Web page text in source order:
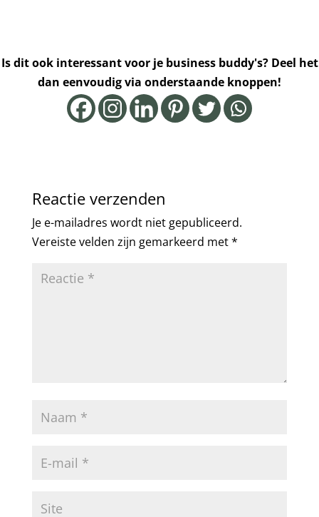
Is dit ook interessant voor je business buddy's? Deel het
dan eenvoudig via onderstaande knoppen!
Reactie verzenden
Je e-mailadres wordt niet gepubliceerd.
Vereiste velden zijn gemarkeerd met*